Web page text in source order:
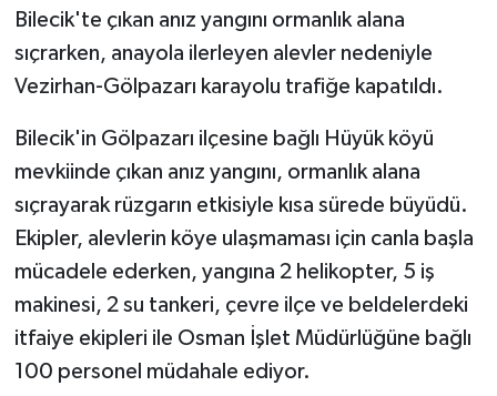
Bilecik'te çıkan anız yangını ormanlık alana
sıçrarken, anayola ilerleyen alevler nedeniyle
Vezirhan-Gölpazarı karayolu trafiğe kapatıldı.
Bilecik'in Gölpazarı ilçesine bağlı Hüyük köyü
mevkiinde çıkan anız yangını, ormanlık alana
sıçrayarak rüzgarın etkisiyle kısa sürede büyüdü.
Ekipler, alevlerin köye ulaşmaması için canla başla
mücadele ederken, yangına 2 helikopter, 5 iş
makinesi, 2 su tankeri, çevre ilçe ve beldelerdeki
itfaiye ekipleri ile Osman İşlet Müdürlüğüne bağlı
100 personel müdahale ediyor.